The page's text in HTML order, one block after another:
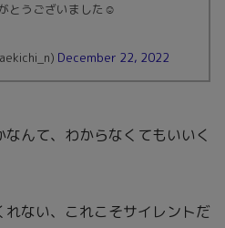
とうございました☺
December 22, 2022
なんて、わからなくてもいいく
れない、これこそサイレントだ